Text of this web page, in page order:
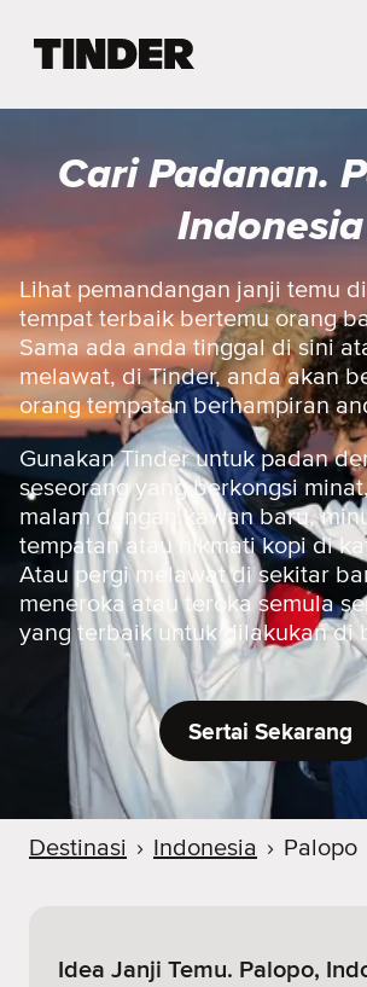
a
U
a
m
a
T
i
n
d
e
r
Cari Padanan.
Indonesia
Lihat pemandangan janji temu
tempat terbaik bertemu orang
Sama ada anda tinggal di sini
melawat, di Tinder, anda akan
orang tempatan berhampiran
Gunakan Tinder untuk padan
seseorang yang berkongsi
malam dengan kawan baru,
tempatan atau nikmati kopi di
Atau pergi melawat di sekitar
meneroka atau teroka semula
yang terbaik untuk dilakukan di
Sertai Sekarang
Destinasi › Indonesia › Palopo
Idea Janji Temu. Palopo,